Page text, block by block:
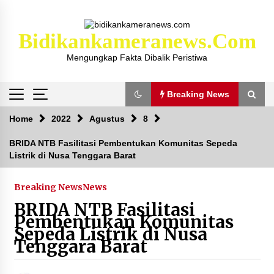
Bidikankameranews.com
Mengungkap Fakta Dibalik Peristiwa
Breaking News
Breaking News
Kejaksaan KSB Mulai Lidik Mafia Tanah Desa
Sekongkang Bawah
2 tahun ago
Laporan Dugaan Pencabulan di Desa Sepayung
Kec. Plampang, Polres Sumbawa Pastikan
Proses Penyelidikan Berjalan Maksimal
4 minggu ago
Home 2022 Agustus 8
BRIDA NTB Fasilitasi Pembentukan Komunitas Sepeda
Listrik di Nusa Tenggara Barat
Breaking NewsNews
BRIDA NTB Fasilitasi
Pembentukan Komunitas
Sepeda Listrik di Nusa
Tenggara Barat